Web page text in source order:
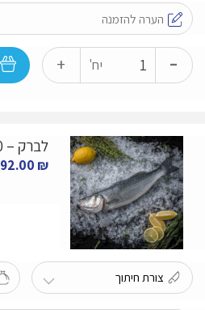
-
כמות
של
-
500
גרם
יח' +
לברק – 800 גרם
92.00 ₪